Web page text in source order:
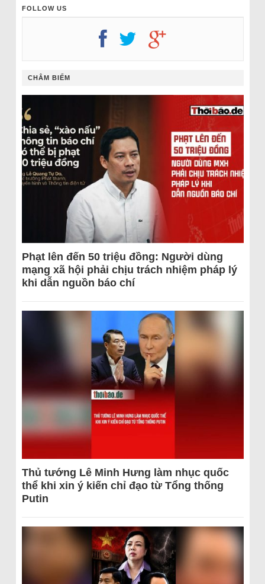
FOLLOW US
CHÂM BIẾM
Phạt lên đến 50 triệu đồng: Người dùng
mạng xã hội phải chịu trách nhiệm pháp lý
khi dẫn nguồn báo chí
Thủ tướng Lê Minh Hưng làm nhục quốc
thể khi xin ý kiến chỉ đạo từ Tổng thống
Putin